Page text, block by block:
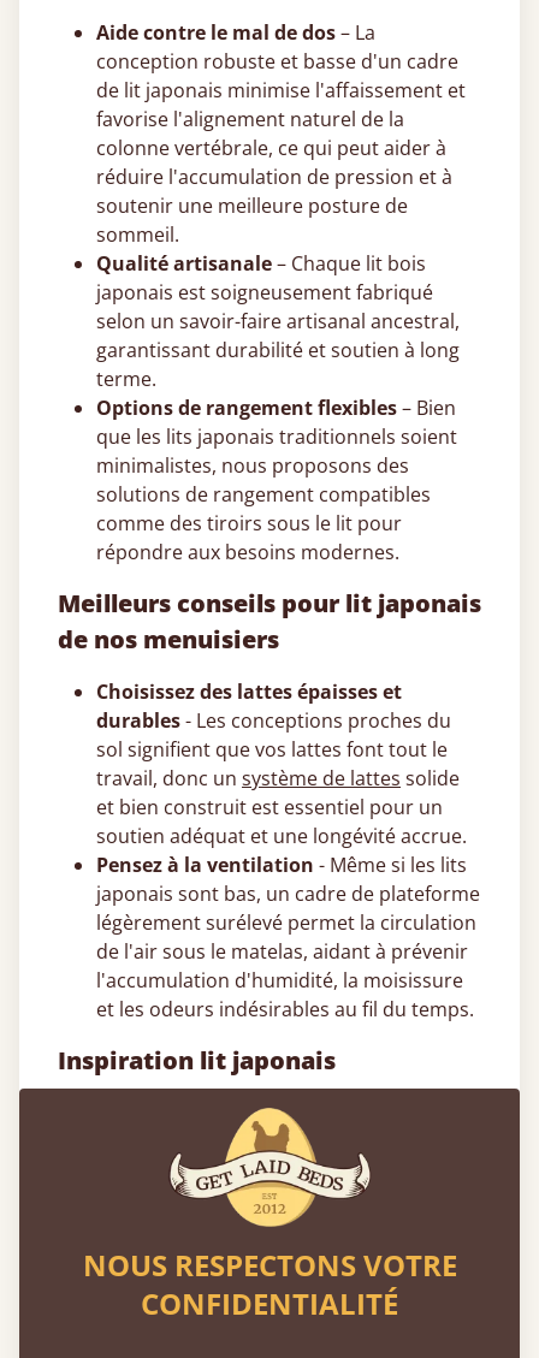
Aide contre le mal de dos– La
conception robuste et basse d'un cadre
de lit japonais minimise l'affaissement et
favorise l'alignement naturel de la
colonne vertébrale, ce qui peut aider à
réduire l'accumulation de pression et à
soutenir une meilleure posture de
sommeil.
Qualité artisanale– Chaque lit bois
japonais est soigneusement fabriqué
selon un savoir-faire artisanal ancestral,
garantissant durabilité et soutien à long
terme.
Options de rangement flexibles– Bien
que les lits japonais traditionnels soient
minimalistes, nous proposons des
solutions de rangement compatibles
comme des tiroirs sous le lit pour
répondre aux besoins modernes.
Meilleurs conseils pour lit japonais
de nos menuisiers
Choisissez des lattes épaisses et
durables- Les conceptions proches du
sol signifient que vos lattes font tout le
travail, donc un système de lattes solide
et bien construit est essentiel pour un
soutien adéquat et une longévité accrue.
Pensez à la ventilation - Même si les lits
japonais sont bas, un cadre de plateforme
légèrement surélevé permet la circulation
de l'air sous le matelas, aidant à prévenir
l'accumulation d'humidité, la moisissure
et les odeurs indésirables au fil du temps.
Inspiration lit japonais
Décoration dans les chambres
– Un cadre de lit japonais
bas est idéal pour les lofts ou les combles,
aidant à maximiser la hauteur sous
plafond tout en conservant un aspect
propre et cohérent.
Design de chambre minimaliste
bois japonais se marie naturellement avec
NOUS RESPECTONS VOTRE
CONFIDENTIALITÉ